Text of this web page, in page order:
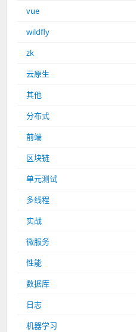
vue
wildfly
zk
云原生
其他
分布式
前端
区块链
单元测试
多线程
实战
微服务
性能
数据库
日志
机器学习